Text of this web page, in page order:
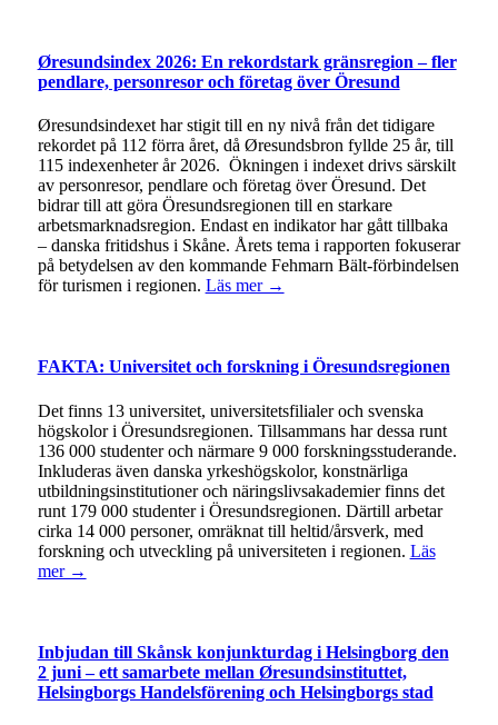
Øresundsindex 2026: En rekordstark gränsregion – fler
pendlare, personresor och företag över Öresund
Øresundsindexet har stigit till en ny nivå från det tidigare
rekordet på 112 förra året, då Øresundsbron fyllde 25 år, till
115 indexenheter år 2026. Ökningen i indexet drivs särskilt
av personresor, pendlare och företag över Öresund. Det
bidrar till att göra Öresundsregionen till en starkare
arbetsmarknadsregion. Endast en indikator har gått tillbaka
– danska fritidshus i Skåne. Årets tema i rapporten fokuserar
på betydelsen av den kommande Fehmarn Bält-förbindelsen
för turismen i regionen. Läs mer →
FAKTA: Universitet och forskning i Öresundsregionen
Det finns 13 universitet, universitetsfilialer och svenska
högskolor i Öresundsregionen. Tillsammans har dessa runt
136 000 studenter och närmare 9 000 forskningsstuderande.
Inkluderas även danska yrkeshögskolor, konstnärliga
utbildningsinstitutioner och näringslivsakademier finns det
runt 179 000 studenter i Öresundsregionen. Därtill arbetar
cirka 14 000 personer, omräknat till heltid/årsverk, med
forskning och utveckling på universiteten i regionen. Läs
mer →
Inbjudan till Skånsk konjunkturdag i Helsingborg den
2 juni – ett samarbete mellan Øresundsinstituttet,
Helsingborgs Handelsförening och Helsingborgs stad